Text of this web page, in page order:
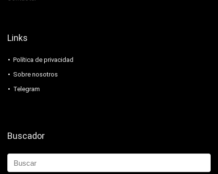
Links
Política de privacidad
Sobre nosotros
Telegram
Buscador